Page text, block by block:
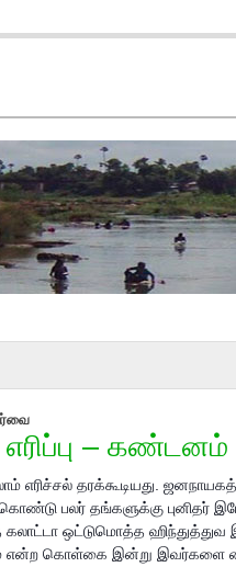
– கண்டனம்
எரிச்சல் தரக்கூடியது.
பலர் தங்களுக்கு புனிதர்
ஒட்டுமொத்த ஹிந்துத்துவ
என்ற கொள்கை இன்று இவர்களை